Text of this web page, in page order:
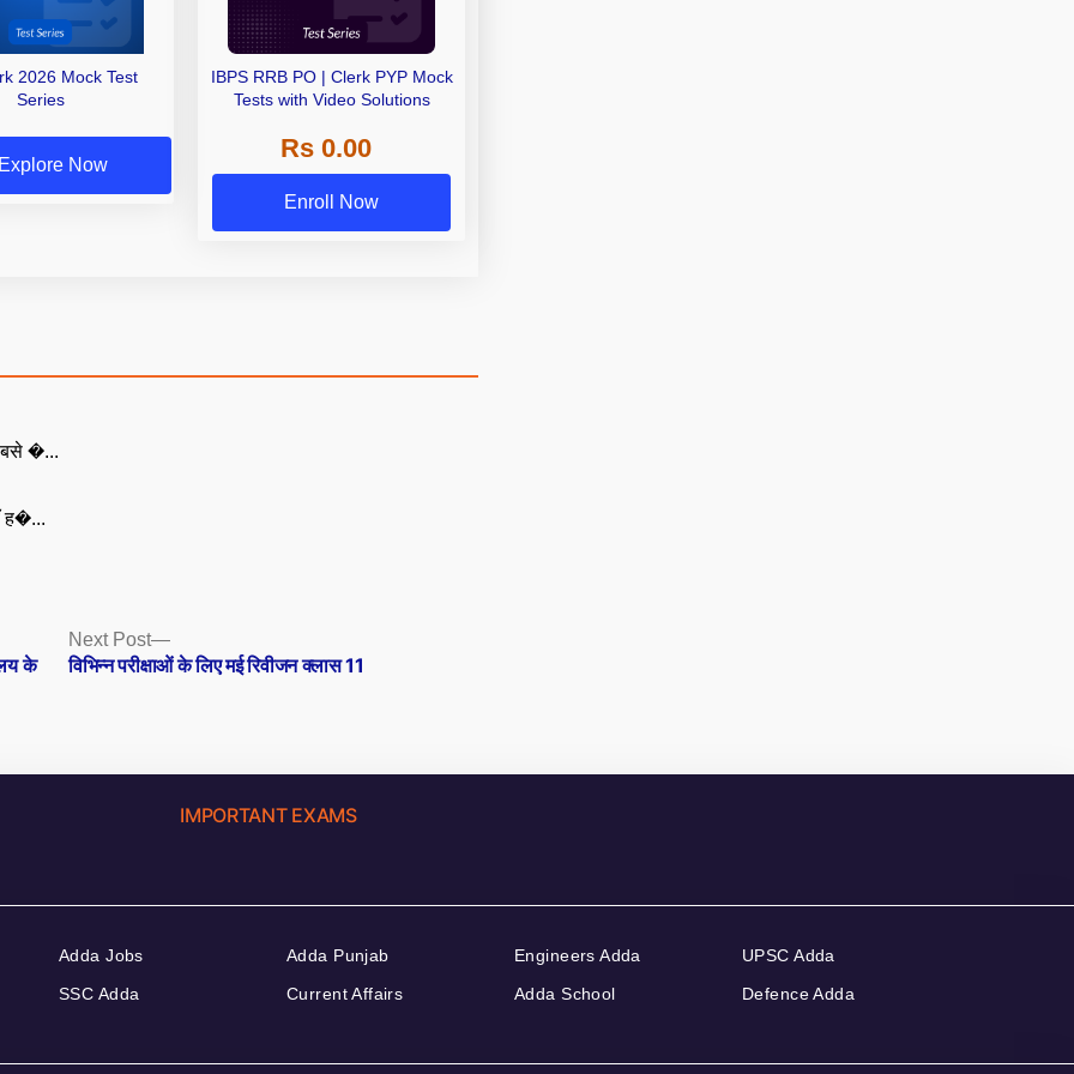
2026 Mock Test
Series
Explore Now
IBPS RRB PO | Clerk PYP Mock
Tests with Video Solutions
Rs 0.00
Enroll Now
�...
ह�...
के
Next Post
Next
post:
विभिन्न परीक्षाओं के लिए मई रिवीजन क्लास 11
IMPORTANT EXAMS
Adda Jobs
SSC Adda
Adda Punjab
Current Affairs
Engineers Adda
Adda School
UPSC Adda
Defence Adda